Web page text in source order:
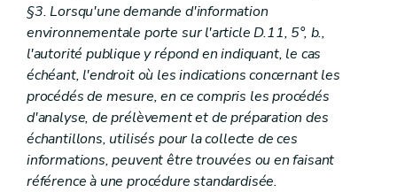
§3. Lorsqu'une demande d'information
environnementale porte sur l'article D.11, 5°, b.,
l'autorité publique y répond en indiquant, le cas
échéant, l'endroit où les indications concernant les
procédés de mesure, en ce compris les procédés
d'analyse, de prélèvement et de préparation des
échantillons, utilisés pour la collecte de ces
informations, peuvent être trouvées ou en faisant
référence à une procédure standardisée.